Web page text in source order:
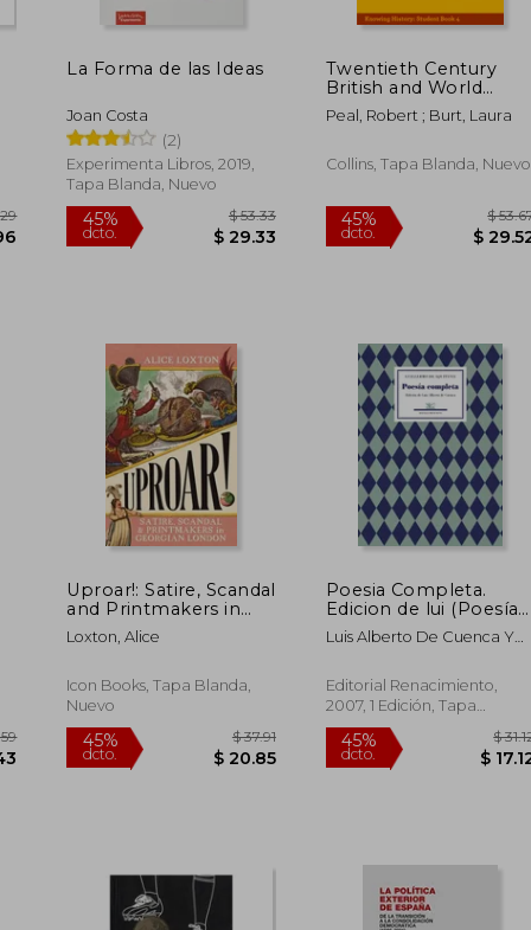
45% $ 62.98 45%
$ 36.29
$ 19.96
La Forma de las Ideas
Joan Costa
(2)
Experimenta Libros, 2019,
Tapa Blanda, Nuevo
45% $ 53.33
$ 29.33
Twentieth Century
British and World
History 1900-2020 (en
Inglés)
Peal, Robert ; Burt, Laura
Collins, Tapa Blanda, Nuevo
45%
dcto.
Uproar!: Satire, Scandal
and Printmakers in
Georgian London (en
Inglés)
Loxton, Alice
Icon Books, Tapa Blanda,
Nuevo
Poesia Completa.
Edicion de lui (Poesía
Universal)
Luis Alberto De Cuenca Y
Aquitania
Editorial Renacimiento,
2007, 1 Edición, Tapa
Blanda, Nuevo